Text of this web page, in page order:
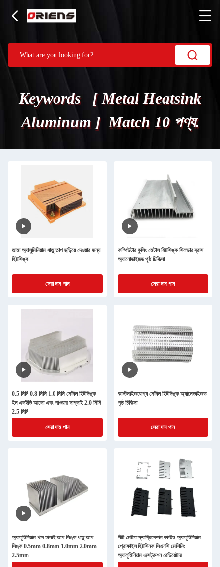
Keywords [ Metal Heatsink
Aluminum ] Match 10 পণ্য.
তামা অ্যালুমিনিয়াম ধাতু তাপ ছড়িয়ে দেওয়ার জন্য
হিটসিঙ্ক
সেরা দাম পান
কম্পিউটার কুলিং মেটাল হিটসিঙ্ক সিলভার ব্রাস
অ্যানোডাইজড পৃষ্ঠ চিকিত্সা
সেরা দাম পান
0.5 মিমি 0.8 মিমি 1.0 মিমি মেটাল হিটসিঙ্ক
ইন এলইডি আলো এবং পাওয়ার সাপ্লাই 2.0 মিমি
2.5 মিমি
সেরা দাম পান
কাস্টমাইজযোগ্য মেটাল হিটসিঙ্ক অ্যানোডাইজড
পৃষ্ঠ চিকিত্সা
সেরা দাম পান
অ্যালুমিনিয়াম খাদ ঢালাই তাপ সিঙ্ক ধাতু তাপ
সিঙ্ক 0.5mm 0.8mm 1.0mm 2.0mm
2.5mm
শীট মেটাল ফ্যাব্রিকেশন কাস্টম অ্যালুমিনিয়াম
প্রোফাইল হিটসিনক সিএনসি মেশিনিং
অ্যালুমিনিয়াম এক্সট্রুশন রেডিয়েটার